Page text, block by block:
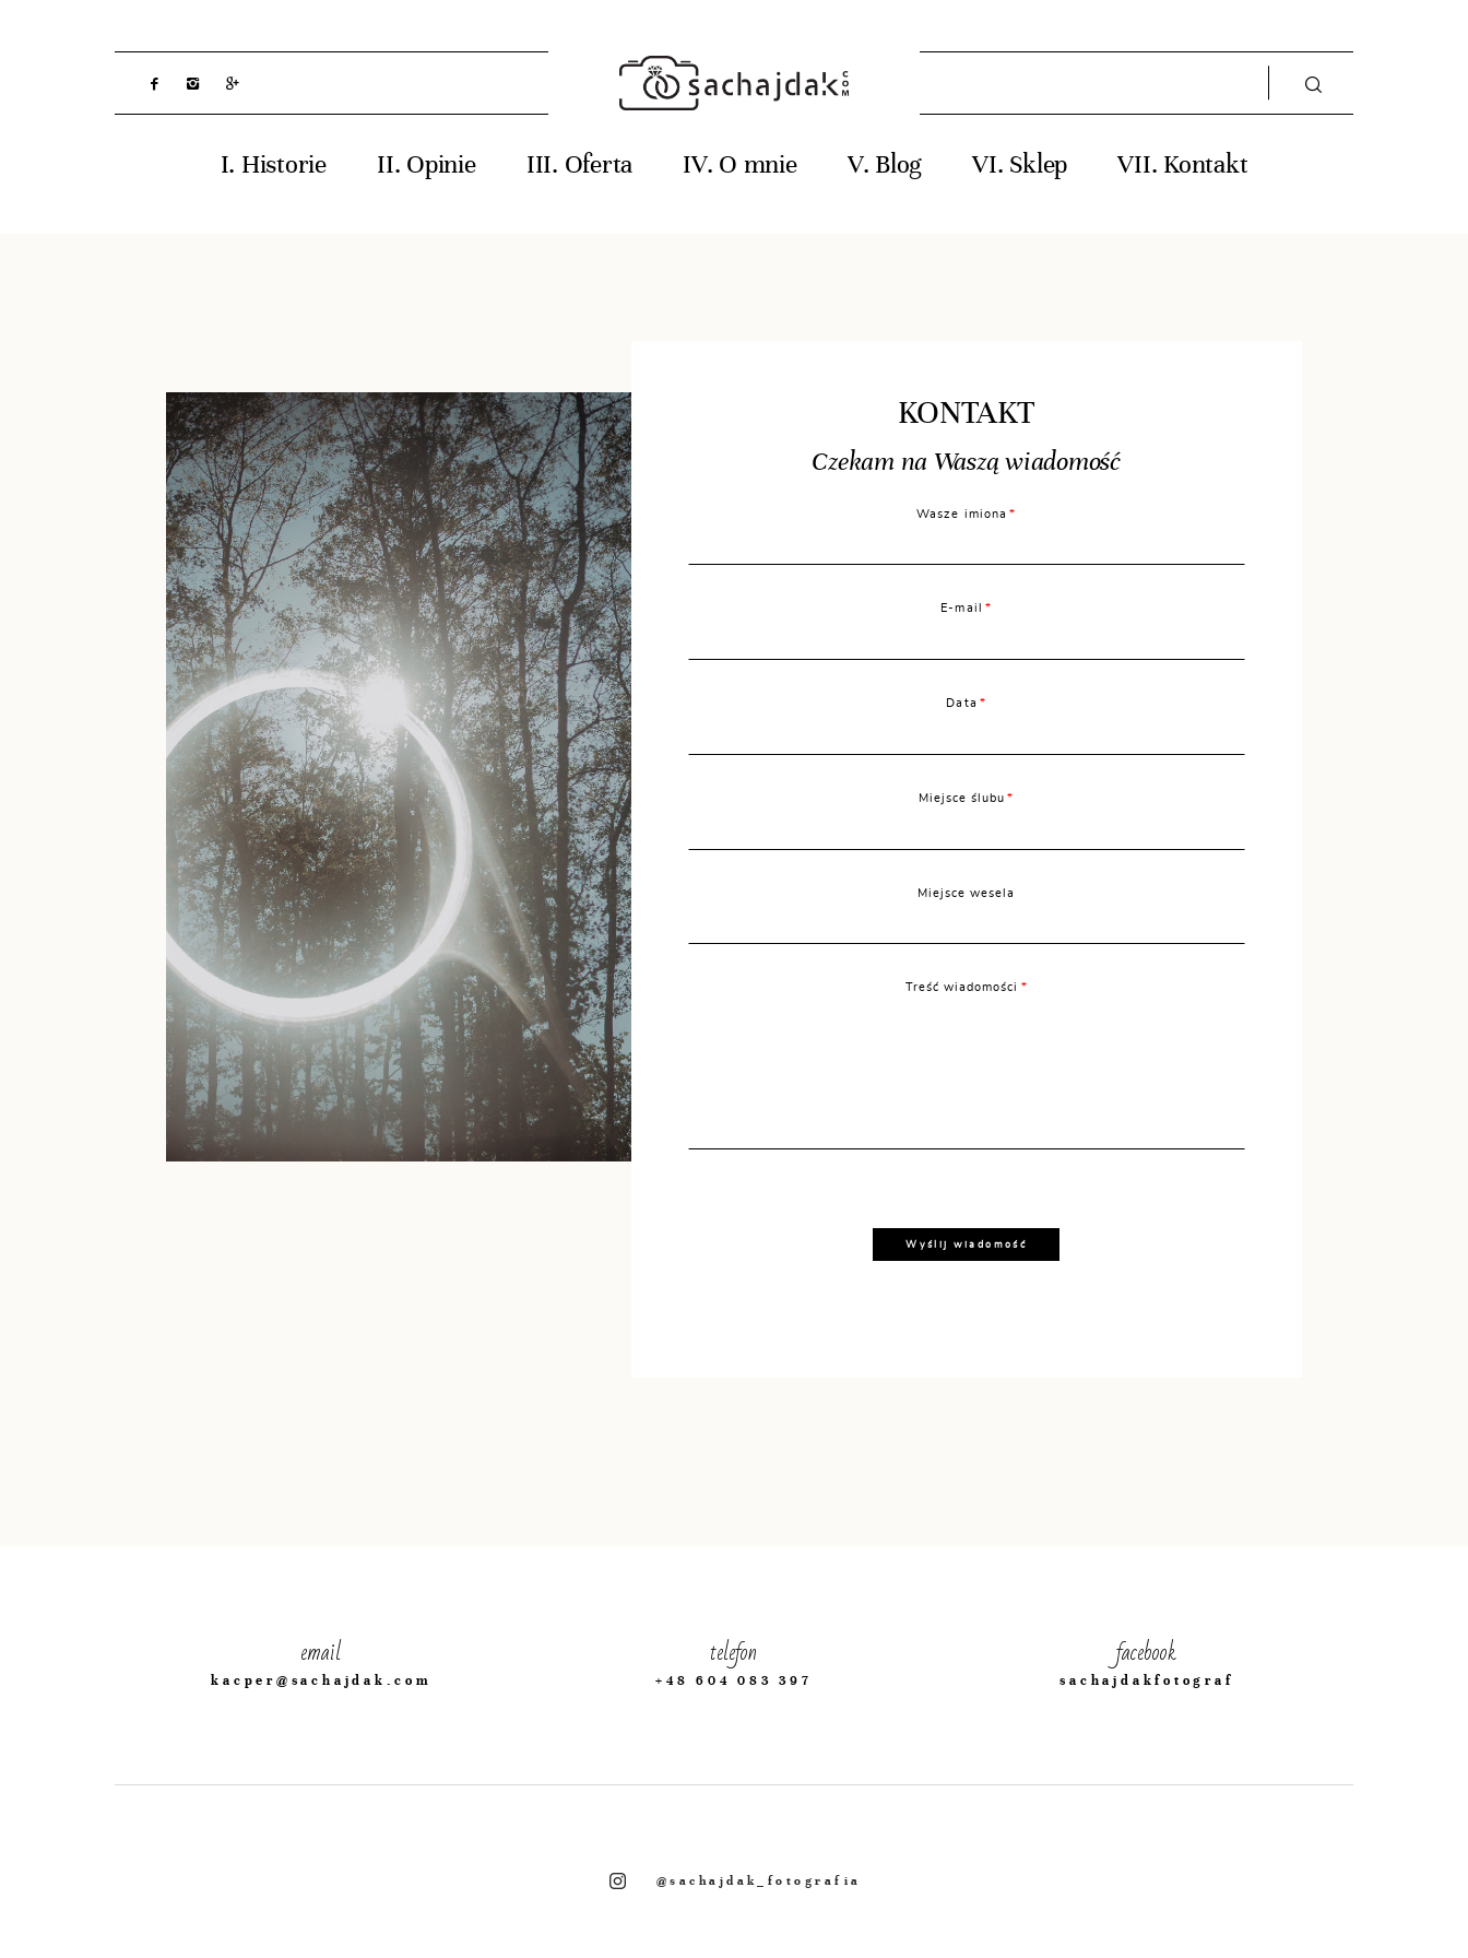
Historie Opinie Oferta O mnie Blog Sklep Kontakt
KONTAKT
Czekam na Waszą wiadomość
Wasze imiona
E-mail
Data
Miejsce ślubu
Miejsce wesela
Treść wiadomości
email
kacper@sachajdak.com
telefon
+48 604 083 397
facebook
sachajdakfotograf
@sachajdak_fotografia